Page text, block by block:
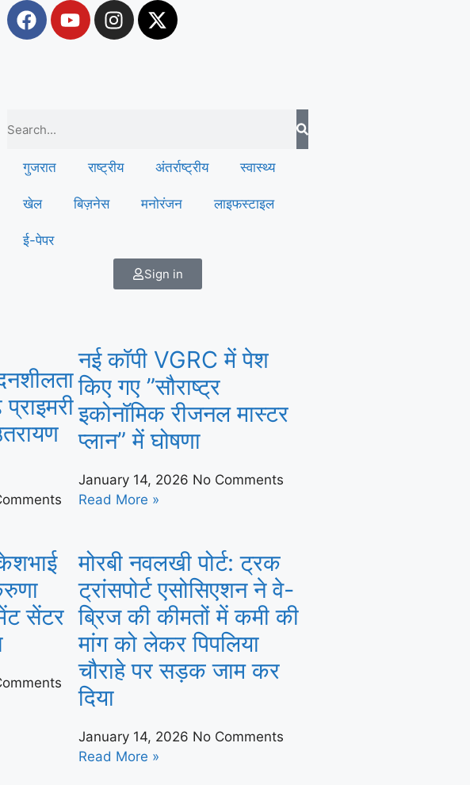
गुजरात राष्ट्रीय अंतर्राष्ट्रीय स्वास्थ्य
खेल बिज़नेस मनोरंजन लाइफस्टाइल
ई-पेपर
Sign in
नई कॉपी VGRC में पेश
किए गए ”सौराष्ट्र
इकोनॉमिक रीजनल मास्टर
प्लान” में घोषणा
January 14, 2026 No Comments
Read More »
सेंटर
मोरबी नवलखी पोर्ट: ट्रक
ट्रांसपोर्ट एसोसिएशन ने वे-
ब्रिज की कीमतों में कमी की
मांग को लेकर पिपलिया
चौराहे पर सड़क जाम कर
दिया
January 14, 2026 No Comments
Read More »